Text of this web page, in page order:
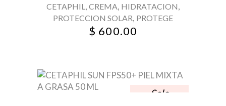
CETAPHIL, CREMA, HIDRATACION,
PROTECCION SOLAR, PROTEGE
$ 600.00
Sale